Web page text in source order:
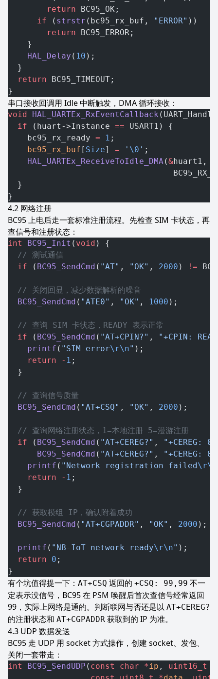
        return
BC95_OK;
      if
( strstr (bc95_rx_buf, "ERROR" ))
        return
BC95_ERROR;
    }
    HAL_Delay
( 10 );
  }
  return
BC95_TIMEOUT;
}
串口接收回调用 Idle 中断触发，DMA 循环接收：
void HAL_UARTEx_RxEventCallback
  if
(huart->Instance == USART1) {
    bc95_rx_ready
= 1 ;
    bc95_rx_buf
[ Size] = ' \0 ' ;
    HAL_UARTEx_ReceiveToIdle_DMA
(&huart1, (
  }
}
网络注册
BC95 上电后走一套标准注册流程。先检查 SIM 卡状态，再
查信号和注册状态：
int BC95_Init ( void ) {
  // 测试通信
  if
( BC95_SendCmd ( "AT" , "OK" , 2000 ) !=
  // 关闭回显，减少数据解析的噪音
  BC95_SendCmd
( "ATE0" , "OK" , 1000 );
  // 查询 SIM 卡状态，READY 表示正常
  if
( BC95_SendCmd ( "AT+CPIN?" ,
"+CPIN:
    printf
( "SIM error\r\n" );
    return
- 1 ;
  }
  // 查询信号质量
  BC95_SendCmd
( "AT+CSQ" , "OK" , 2000 );
  // 查询网络注册状态，1=本地注册 5=漫游注册
  if
( BC95_SendCmd ( "AT+CEREG?" ,
"+CEREG:
      BC95_SendCmd
( "AT+CEREG?" ,
"+CEREG:
    printf
( "Network registration failed\r\n
    return
- 1 ;
  }
  // 获取模组 IP，确认附着成功
  BC95_SendCmd
( "AT+CGPADDR" , "OK" , 2000 );
  printf
( "NB-IoT network ready\r\n" );
  return
0 ;
}
有个坑值得提一下： AT+CSQ 返回的 +CSQ: 99,99 不一
定表示没信号，BC95 在 PSM 唤醒后首次查信号经常返回
99，实际上网络是通的。判断联网与否还是以 AT+CEREG?
的注册状态和 AT+CGPADDR 获取到的 IP 为准。
UDP 数据发送
BC95 走 UDP 用 socket 方式操作，创建 socket、发包、
关闭一套带走：
int BC95_SendUDP ( const char *ip , uint16_t